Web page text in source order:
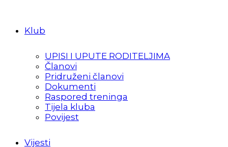
Klub
UPISI I UPUTE RODITELJIMA
Članovi
Pridruženi članovi
Dokumenti
Raspored treninga
Tijela kluba
Povijest
Vijesti